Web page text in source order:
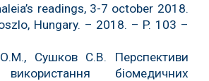
readings, 3-7 october 2018.
Hungary. – 2018. – P. 103 –
Сушков С.В. Перспективи
використання біомедичних